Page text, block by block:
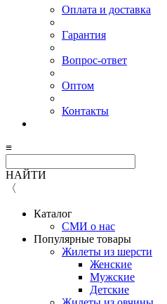
Оплата и доставка
Гарантия
Вопрос-ответ
Оптом
Контакты
≡
НАЙТИ
〈
Каталог
СМИ о нас
Популярные товары
Жилеты из шерсти
Женские
Мужские
Детские